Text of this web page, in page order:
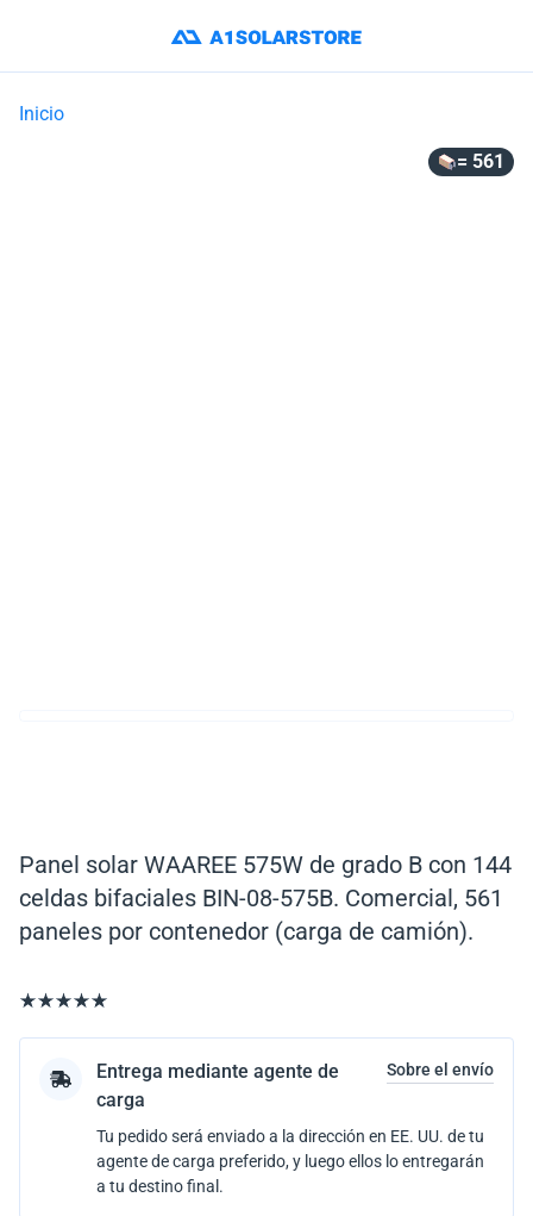
Inicio
= 561
Panel solar WAAREE 575W de grado B con 144
celdas bifaciales BIN-08-575B. Comercial, 561
paneles por contenedor (carga de camión).
Entrega mediante agente de
carga
Sobre el envío
Tu pedido será enviado a la dirección en EE. UU. de tu
agente de carga preferido, y luego ellos lo entregarán
a tu destino final.